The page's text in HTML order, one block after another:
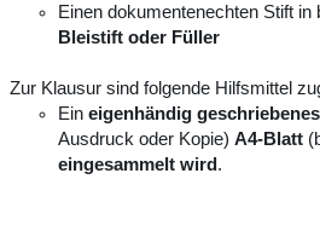
Einen dokumentenechten Stift in
Bleistift oder Füller
Zur Klausur sind folgende Hilfsmittel
Ein eigenhändig geschriebenes
Ausdruck oder Kopie) A4-Blatt
eingesammelt wird.